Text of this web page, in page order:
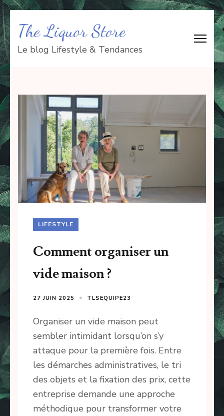
Aller
au
contenu
(Pressez
Entrée)
The Liquor Store
Le blog Lifestyle & Tendances
LIFESTYLE
Comment organiser un
vide maison ?
27 JUIN 2025 TLSEQUIPE23
Organiser un vide maison peut
sembler intimidant lorsqu’on s’y
attaque pour la première fois. Entre
les démarches administratives, le tri
des objets et la fixation des prix, cette
entreprise demande une approche
méthodique pour transformer votre